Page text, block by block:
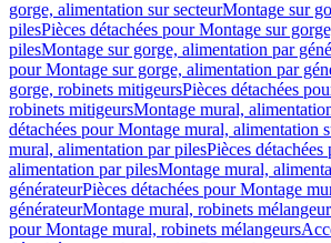
gorge, alimentation sur secteurMontage sur
pilesPièces détachées pour Montage sur
pilesMontage sur gorge, alimentation par
pour Montage sur gorge, alimentation par
gorge, robinets mitigeursPièces détachées
robinets mitigeursMontage mural,
détachées pour Montage mural, alimentation
mural, alimentation par pilesPièces
alimentation par pilesMontage mural,
générateurPièces détachées pour Montage
générateurMontage mural, robinets
pour Montage mural, robinets mélangeurs